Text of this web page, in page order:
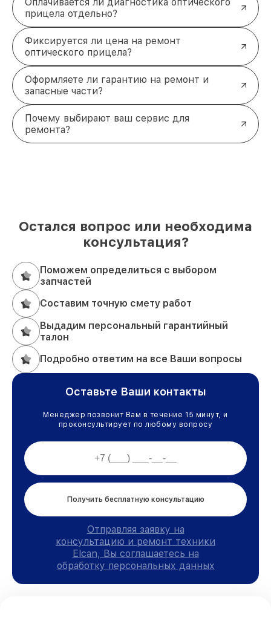
прицела отдельно?
Фиксируется ли цена на ремонт
оптического прицела?
Оформляете ли гарантию на ремонт и
запасные части?
Почему выбирают ваш сервис для
ремонта?
Остался вопрос или необходима
консультация?
Поможем определиться с выбором
запчастей
Составим точную смету работ
Выдадим персональный гарантийный
талон
Подробно ответим на все Ваши вопросы
Оставьте Ваши контакты
Менеджер позвонит Вам в течение 15 минут, и
проконсультирует по любому вопросу
Получить бесплатную консультацию
Отправляя заявку на
консультацию и ремонт техники
Elcan, Вы соглашаетесь на
обработку персональных данных